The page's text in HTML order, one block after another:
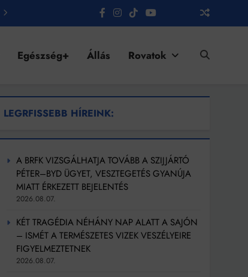
Egészség+ Állás Rovatok
LEGRFISSEBB HÍREINK:
A BRFK VIZSGÁLHATJA TOVÁBB A SZIJJÁRTÓ
PÉTER–BYD ÜGYET, VESZTEGETÉS GYANÚJA
MIATT ÉRKEZETT BEJELENTÉS
2026.08.07.
KÉT TRAGÉDIA NÉHÁNY NAP ALATT A SAJÓN
– ISMÉT A TERMÉSZETES VIZEK VESZÉLYEIRE
FIGYELMEZTETNEK
2026.08.07.